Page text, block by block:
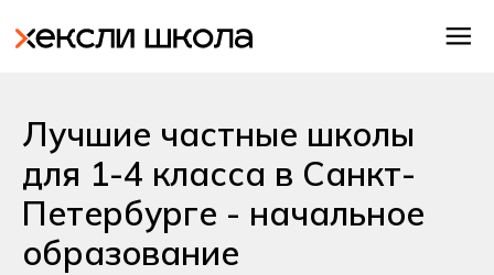
Лучшие частные школы
для 1-4 класса в Санкт-
Петербурге - начальное
образование